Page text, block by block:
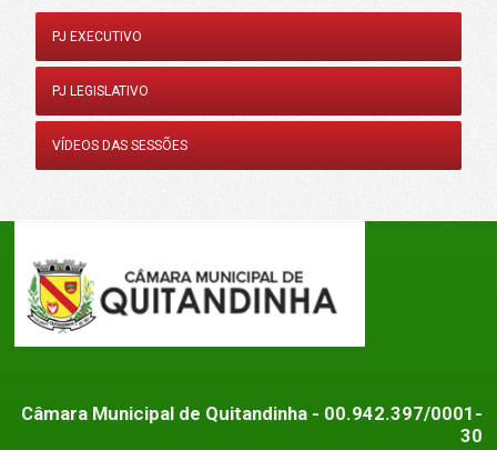
PJ EXECUTIVO
PJ LEGISLATIVO
VÍDEOS DAS SESSÕES
Câmara Municipal de Quitandinha- 00.942.397/0001-
30